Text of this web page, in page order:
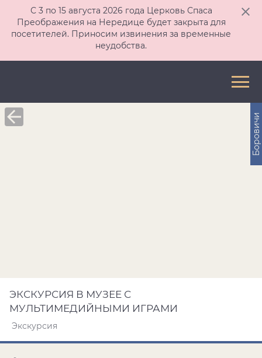
С 3 по 15 августа 2026 года Церковь Спаса
Преображения на Нередице будет закрыта для
посетителей. Приносим извинения за временные
неудобства.
ЭКСКУРСИЯ В МУЗЕЕ С
МУЛЬТИМЕДИЙНЫМИ ИГРАМИ
Экскурсия
Боровичи